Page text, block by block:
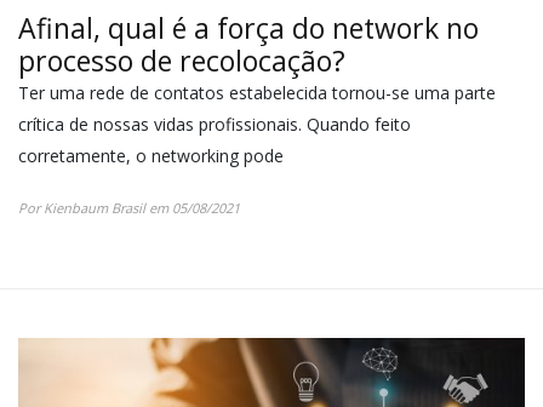
Afinal, qual é a força do network no
processo de recolocação?
Ter uma rede de contatos estabelecida tornou-se uma parte
crítica de nossas vidas profissionais. Quando feito
corretamente, o networking pode
Por Kienbaum Brasil em 05/08/2021